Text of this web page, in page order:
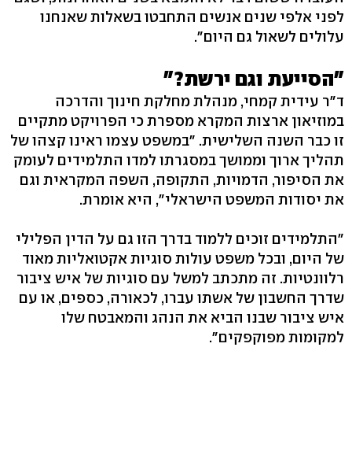
לפני אלפי שנים אנשים התחבטו בשאלות שאנחנו
עלולים לשאול גם היום".
"הסייעת וגם ירשת?"
ד"ר עידית קמחי, מנהלת מחלקת חינוך והדרכה
במוזיאון ארצות המקרא מספרת כי הפרויקט מתקיים
זו כבר השנה השלישית. "במשפט עצמו ראינו קצהו של
תהליך ארוך וממושך במסגרתו למדו התלמידים לעומק
את הסיפור, הדמויות, התקופה, השפה המקראית וגם
את יסודות המשפט הישראלי", היא אומרת.
"התלמידים זוכים ללמוד בדרך הזו גם על הדין הפלילי
של היום, ובכל משפט עולות סוגיות אקטואליות מאוד
רלוונטיות. זה מתכתב למשל עם סוגיות של איש ציבור
שדרך החשבון של אשתו עברו, לכאורה, כספים, או עם
איש ציבור שבנו הביא את הנהג והמאבטח שלו
למקומות מפוקפקים".